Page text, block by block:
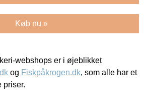
Køb nu »
webshops er i øjeblikket
og Fiskpåkrogen.dk, som alle har et
priser.